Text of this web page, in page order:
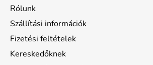
Rólunk
Szállítási információk
Fizetési feltételek
Kereskedőknek